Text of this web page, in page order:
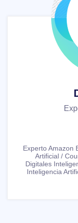
Experto Amazon
Artificial /
Digitales
Inteligencia